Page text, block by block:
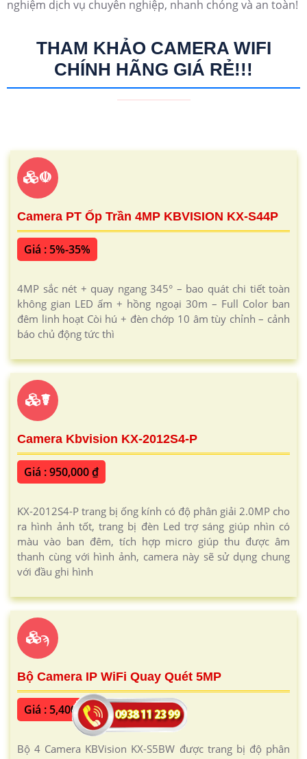
nghiệm dịch vụ chuyên nghiệp, nhanh chóng và an toàn!
THAM KHẢO CAMERA WIFI
CHÍNH HÃNG GIÁ RẺ!!!
☫
Camera PT Ốp Trần 4MP KBVISION KX-S44P
Giá : 5%-35%
4MP sắc nét + quay ngang 345° – bao quát chi tiết toàn
không gian LED ấm + hồng ngoại 30m – Full Color ban
đêm linh hoạt Còi hú + đèn chớp 10 âm tùy chỉnh – cảnh
báo chủ động tức thì
☤
Camera Kbvision KX-2012S4-P
Giá : 950,000 ₫
KX-2012S4-P trang bị ống kính có độ phân giải 2.0MP cho
ra hình ảnh tốt, trang bị đèn Led trợ sáng giúp nhìn có
màu vào ban đêm, tích hợp micro giúp thu được âm
thanh cùng với hình ảnh, camera này sẽ sử dụng chung
với đầu ghi hình
ϡ
Bộ Camera IP WiFi Quay Quét 5MP
Giá : 5,400,000 ₫
Bộ 4 Camera KBVision KX-S5BW được trang bị độ phân